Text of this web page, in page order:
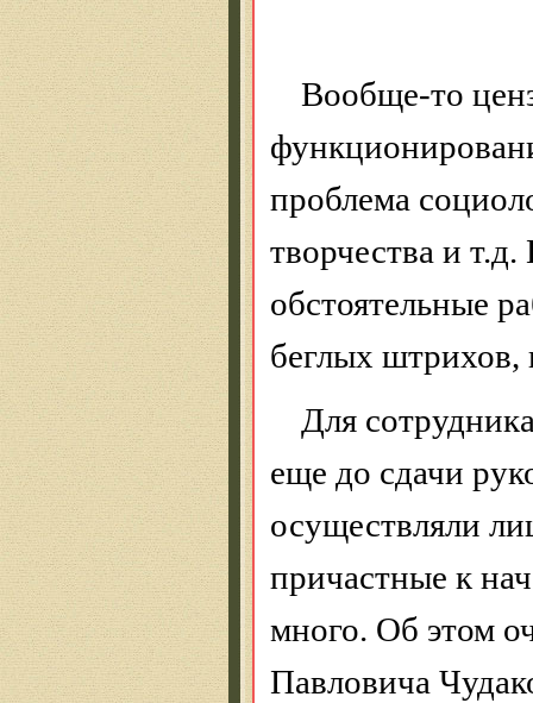
Вообще-то
проблема
творчества и
обстоятельные
беглых
Для
еще до сдачи
осуществляли
причастные к
много. Об этом
Павловича